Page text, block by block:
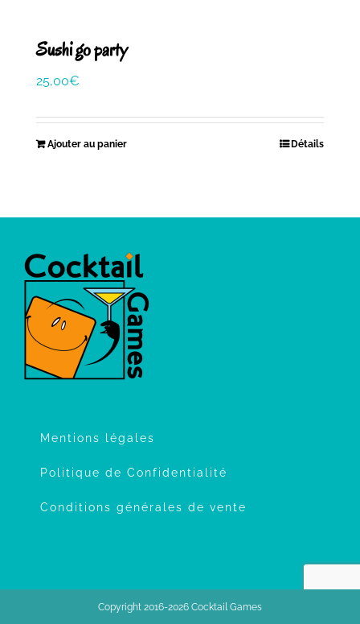
Sushi go party
25,00€
Ajouter au panier Détails
Mentions légales
Politique de Confidentialité
Conditions générales de vente
Copyright 2016-2026 Cocktail Games